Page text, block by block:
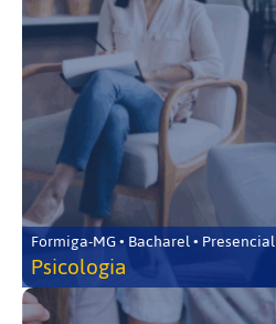
Formiga-MG • Bacharel • Presencial
Psicologia